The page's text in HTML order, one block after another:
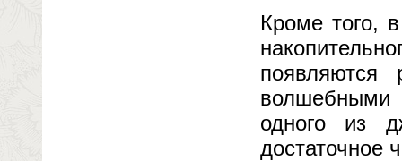
Кроме того,
появляются
волшебными
одного из
достаточное